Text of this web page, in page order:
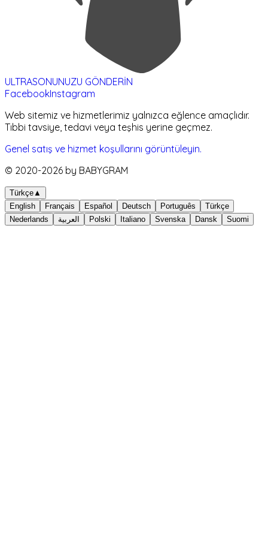
ULTRASONUNUZU GÖNDERİN
FacebookInstagram
Web sitemiz ve hizmetlerimiz yalnızca eğlence amaçlıdır.
Tıbbi tavsiye, tedavi veya teşhis yerine geçmez.
Genel satış ve hizmet koşullarını görüntüleyin.
© 2020-2026 by BABYGRAM
Türkçe ▲
English
Français Español Deutsch Português
Türkçe
Nederlands
العربية Polski Italiano Svenska Dansk Suomi